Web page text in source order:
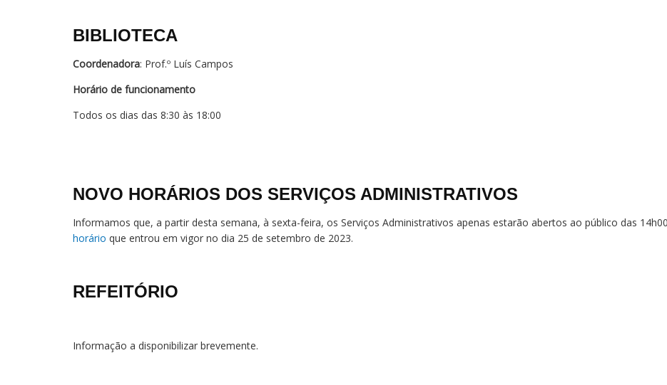
BIBLIOTECA
Coordenadora: Prof.º Luís Campos
Horário de funcionamento
Todos os dias das 8:30 às 18:00
NOVO HORÁRIOS DOS SERVIÇOS ADMINISTRATIVOS
Informamos que, a partir desta semana, à sexta-feira, os Serviços Administrativos apenas estarão abertos ao público das
horário que entrou em vigor no dia 25 de setembro de 2023.
REFEITÓRIO
Informação a disponibilizar brevemente.